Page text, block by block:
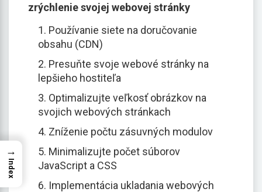
zrýchlenie svojej webovej stránky
1. Používanie siete na doručovanie
obsahu (CDN)
2. Presuňte svoje webové stránky na
lepšieho hostiteľa
3. Optimalizujte veľkosť obrázkov na
svojich webových stránkach
4. Zníženie počtu zásuvných modulov
5. Minimalizujte počet súborov
JavaScript a CSS
6. Implementácia ukladania webových
→
Index